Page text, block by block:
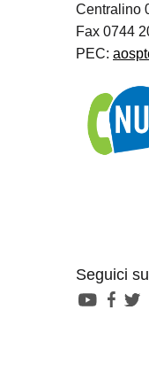
Centralino
Fax 0744
PEC:
Seguici su